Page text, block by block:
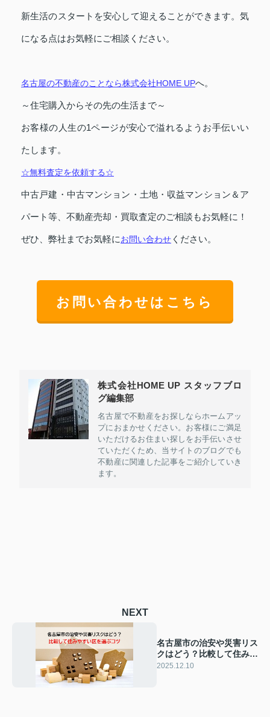
新生活のスタートを安心して迎えることができます。気
になる点はお気軽にご相談ください。
名古屋の不動産のことなら株式会社HOME UPへ。
～住宅購入からその先の生活まで～
お客様の人生の1ページが安心で溢れるようお手伝いい
たします。
☆無料査定を依頼する☆
中古戸建・中古マンション・土地・収益マンション＆ア
パート等、不動産売却・買取査定のご相談もお気軽に！
ぜひ、弊社までお気軽にお問い合わせ ください。
お問い合わせはこちら
株式会社HOME UP スタッフブロ
グ編集部
名古屋で不動産をお探しならホームアッ
プにおまかせください。お客様にご満足
いただけるお住まい探しをお手伝いさせ
ていただくため、当サイトのブログでも
不動産に関連した記事をご紹介していき
ます。
NEXT
名古屋市の治安や災害リス
クはどう？比較して住みや
すい区を選ぶコツ
2025.12.10